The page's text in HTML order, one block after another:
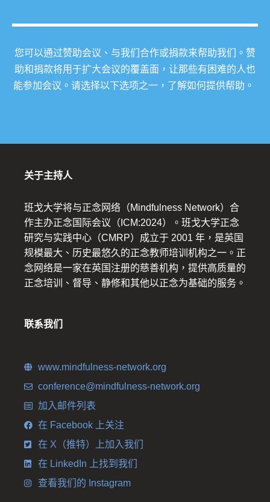
您可以通过赞助会议、与我们合作或捐款来帮助我们。赞
助和捐款将用于扩大会议的覆盖面，让那些有困难的人也
能参加会议。请选择以下选项之一，了解如何提供帮助。
关于主持人
班戈大学将与正念网络（Mindfulness Network）合
作主办正念国际会议（ICM:2024）。班戈大学正念
研究与实践中心（CMRP）成立于 2001 年，是英国
规模最大、历史最悠久的正念教师培训机构之一。正
念网络是一家在英国注册的慈善机构，提供高质量的
正念培训、督导、静修和其他以正念为基础的服务。
联系我们
www.mindfulness-network.org
conference@mindfulness-network.org
加入邮件列表
在 Facebook 上关注
在 X（推特）上加入我们
在 LinkedIn 上找到我们
查看我们的 Instagram